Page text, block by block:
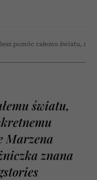
pomóc całemu światu,
światu,
Marzena
znana